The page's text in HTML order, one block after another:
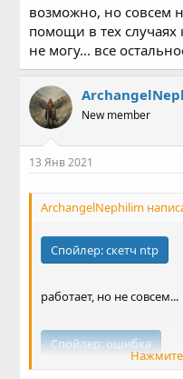
возможно, но совсем
помощи в тех случаях
не могу... все
New member
13 Янв 2021
ArchangelNephilim
Спойлер:скетч ntp
работает, но не совсем...
Спойлер:ошибка
Нажмите